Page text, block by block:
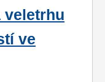
veletrhu
ve